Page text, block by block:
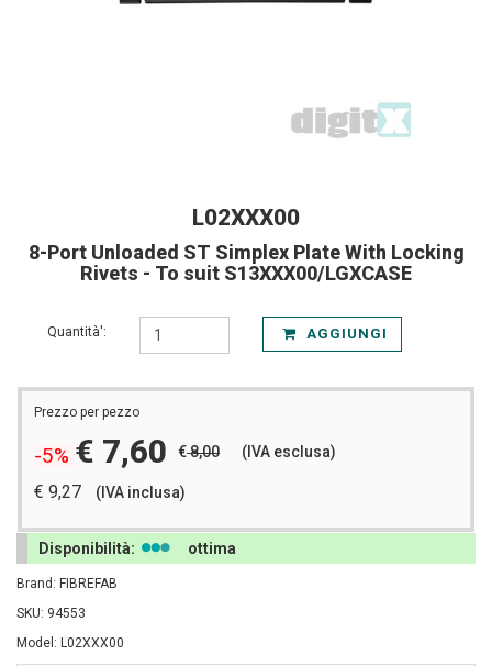
L02XXX00
8-Port Unloaded ST Simplex Plate With Locking
Rivets - To suit S13XXX00/LGXCASE
Quantità': AGGIUNGI
Prezzo per pezzo
-5% € 7,60 €8,00 (IVA esclusa)
€ 9,27 (IVA inclusa)
Disponibilità: ottima
Brand: FIBREFAB
SKU: 94553
Model: L02XXX00